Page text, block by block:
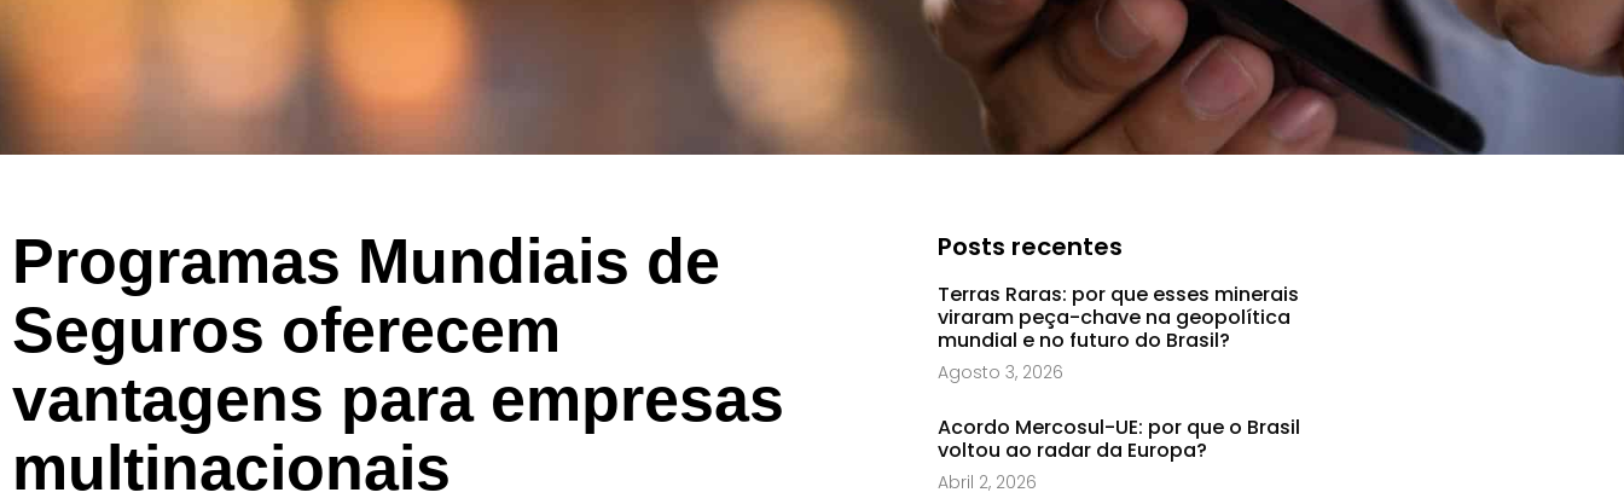
Programas Mundiais de
Seguros oferecem
vantagens para empresas
multinacionais
Posts recentes
Terras Raras: por que esses minerais
viraram peça-chave na geopolítica
mundial e no futuro do Brasil?
Agosto 3, 2026
Acordo Mercosul-UE: por que o Brasil
voltou ao radar da Europa?
Abril 2, 2026